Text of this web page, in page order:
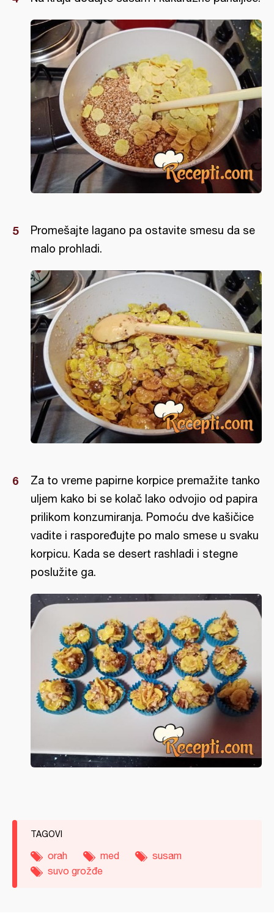
Promešajte lagano pa ostavite smesu da se
malo prohladi.
Za to vreme papirne korpice premažite tanko
uljem kako bi se kolač lako odvojio od papira
prilikom konzumiranja. Pomoću dve kašičice
vadite i raspoređujte po malo smese u svaku
korpicu. Kada se desert rashladi i stegne
poslužite ga.
TAGOVI
orah med
susam
suvo grožđe